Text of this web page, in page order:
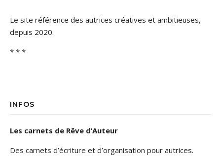
Le site référence des autrices créatives et ambitieuses,
depuis 2020.
* * *
INFOS
Les carnets de Rêve d’Auteur
Des carnets d’écriture et d’organisation pour autrices.